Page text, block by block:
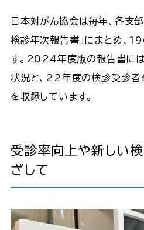
日本対がん協会は毎年、各支
検診年次報告書」にまとめ、
す。2024年度版の報告書に
状況と、22年度の検診受診者
を収録しています。
受診率向上や新しい
ざして